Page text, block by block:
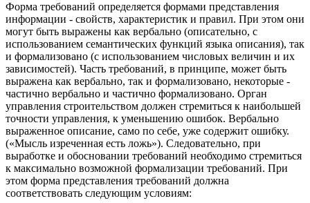
Форма требований определяется формами представления
информации - свойств, характеристик и правил. При этом они
могут быть выражены как вербально (описательно, с
использованием семантических функций языка описания), так
и формализовано (с использованием числовых величин и их
зависимостей). Часть требований, в принципе, может быть
выражена как вербально, так и формализовано, некоторые -
частично вербально и частично формализовано. Орган
управления строительством должен стремиться к наибольшей
точности управления, к уменьшению ошибок. Вербально
выраженное описание, само по себе, уже содержит ошибку.
(«Мысль изреченная есть ложь»). Следовательно, при
выработке и обосновании требований необходимо стремиться
к максимально возможной формализации требований. При
этом форма представления требований должна
соответствовать следующим условиям: